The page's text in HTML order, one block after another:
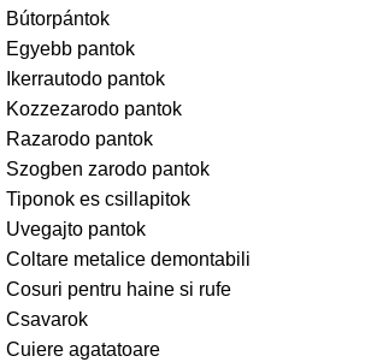
Bútorpántok
Egyebb pantok
Ikerrautodo pantok
Kozzezarodo pantok
Razarodo pantok
Szogben zarodo pantok
Tiponok es csillapitok
Uvegajto pantok
Coltare metalice demontabili
Cosuri pentru haine si rufe
Csavarok
Cuiere agatatoare